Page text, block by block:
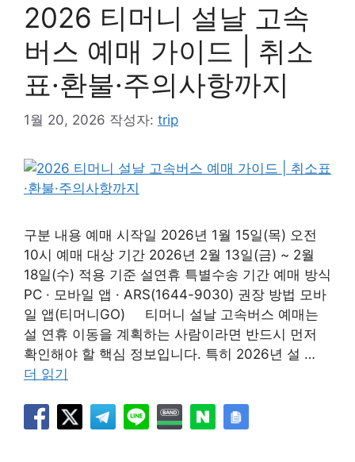
2026 티머니 설날 고속
버스 예매 가이드 | 취소
표·환불·주의사항까지
1월 20, 2026 작성자: trip
구분 내용 예매 시작일 2026년 1월 15일(목) 오전
10시 예매 대상 기간 2026년 2월 13일(금) ~ 2월
18일(수) 적용 기준 설연휴 특별수송 기간 예매 방식
PC · 모바일 앱 · ARS(1644-9030) 권장 방법 모바
일 앱(티머니GO) 티머니 설날 고속버스 예매는
설 연휴 이동을 계획하는 사람이라면 반드시 먼저
확인해야 할 핵심 정보입니다. 특히 2026년 설 …
더 읽기